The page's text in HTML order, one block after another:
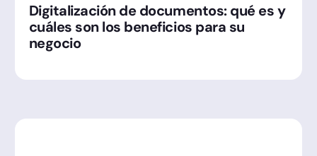
Digitalización de documentos: qué es y
cuáles son los beneficios para su
negocio